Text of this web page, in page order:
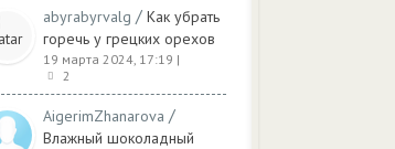
abyrabyrvalg / Как убрать
горечь у грецких орехов
19 марта 2024, 17:19 |
2
AigerimZhanarova /
Влажный шоколадный